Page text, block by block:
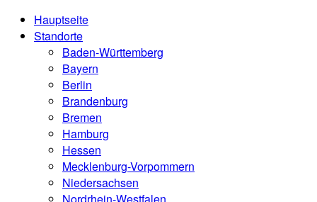
Hauptseite
Standorte
Baden-Württemberg
Bayern
Berlin
Brandenburg
Bremen
Hamburg
Hessen
Mecklenburg-Vorpommern
Niedersachsen